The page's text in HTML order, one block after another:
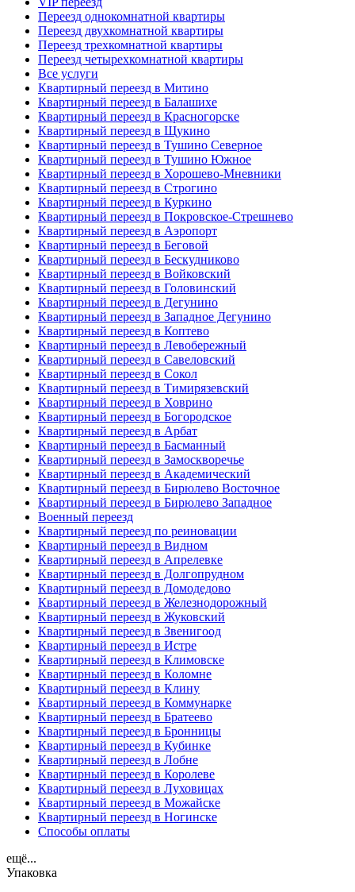
Переезд однокомнатной квартиры
Переезд двухкомнатной квартиры
Переезд трехкомнатной квартиры
Переезд четырехкомнатной квартиры
Все услуги
Квартирный переезд в Митино
Квартирный переезд в Балашихе
Квартирный переезд в Красногорске
Квартирный переезд в Щукино
Квартирный переезд в Тушино Северное
Квартирный переезд в Тушино Южное
Квартирный переезд в Хорошево-Мневники
Квартирный переезд в Строгино
Квартирный переезд в Куркино
Квартирный переезд в Покровское-Стрешнево
Квартирный переезд в Аэропорт
Квартирный переезд в Беговой
Квартирный переезд в Бескудниково
Квартирный переезд в Войковский
Квартирный переезд в Головинский
Квартирный переезд в Дегунино
Квартирный переезд в Западное Дегунино
Квартирный переезд в Коптево
Квартирный переезд в Левобережный
Квартирный переезд в Савеловский
Квартирный переезд в Сокол
Квартирный переезд в Тимирязевский
Квартирный переезд в Ховрино
Квартирный переезд в Богородское
Квартирный переезд в Арбат
Квартирный переезд в Басманный
Квартирный переезд в Замоскворечье
Квартирный переезд в Академический
Квартирный переезд в Бирюлево Восточное
Квартирный переезд в Бирюлево Западное
Военный переезд
Квартирный переезд по реиновации
Квартирный переезд в Видном
Квартирный переезд в Апрелевке
Квартирный переезд в Долгопрудном
Квартирный переезд в Домодедово
Квартирный переезд в Железнодорожный
Квартирный переезд в Жуковский
Квартирный переезд в Звенигоод
Квартирный переезд в Истре
Квартирный переезд в Климовске
Квартирный переезд в Коломне
Квартирный переезд в Клину
Квартирный переезд в Коммунарке
Квартирный переезд в Братеево
Квартирный переезд в Бронницы
Квартирный переезд в Кубинке
Квартирный переезд в Лобне
Квартирный переезд в Королеве
Квартирный переезд в Луховицах
Квартирный переезд в Можайске
Квартирный переезд в Ногинске
Способы оплаты
ещё...
Упаковка